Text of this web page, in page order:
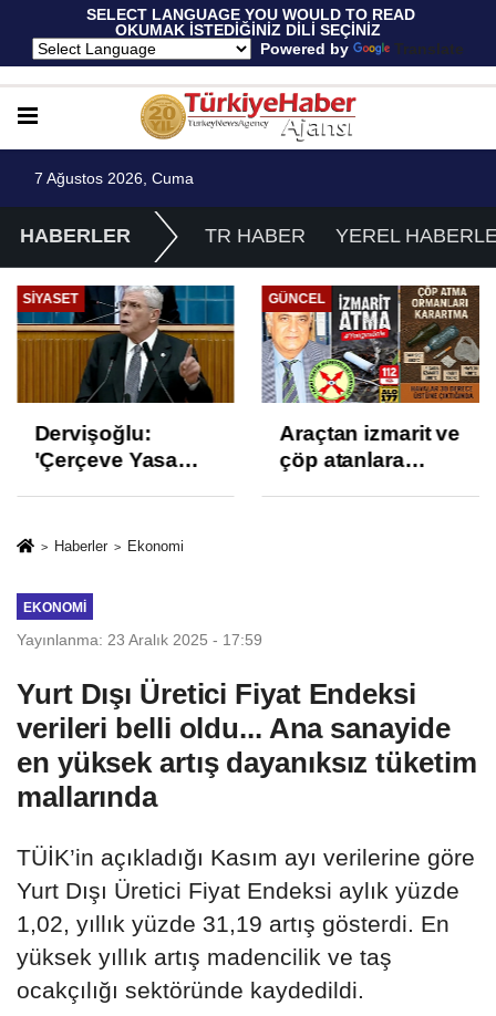
SELECT LANGUAGE YOU WOULD TO READ
OKUMAK İSTEDİĞİNİZ DİLİ SEÇİNİZ
Powered by
Translate
7 Ağustos 2026, Cuma
HABERLER TR HABER YEREL
SIYASET
Dervişoğlu:
'Çerçeve Yasa
ve İhanet
GÜNCEL
Araçtan izmarit ve
çöp atanlara
Haberler Ekonomi
EKONOMI
Yayınlanma: 23 Aralık 2025 - 17:59
Yurt Dışı Üretici Fiyat Endeksi
verileri belli oldu... Ana sanayide
en yüksek artış dayanıksız tüketim
mallarında
TÜİK’in açıkladığı Kasım ayı verilerine göre
Yurt Dışı Üretici Fiyat Endeksi aylık yüzde
1,02, yıllık yüzde 31,19 artış gösterdi. En
yüksek yıllık artış madencilik ve taş
ocakçılığı sektöründe kaydedildi.